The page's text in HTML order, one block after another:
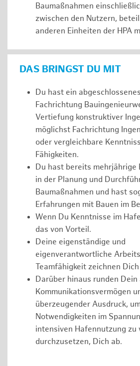
Baumaßnahmen
zwischen den Nutzern,
anderen Einheiten der HPA
DAS BRINGST DU MIT
Du hast ein
Fachrichtung
Vertiefung konstruktiver
möglichst Fachrichtung
oder vergleichbare
Fähigkeiten.
Du hast bereits mehrjährige
in der Planung und
Baumaßnahmen und hast
Erfahrungen mit Bauen im
Wenn Du Kenntnisse im
das von Vorteil.
Deine eigenständige und
eigenverantwortliche
Teamfähigkeit zeichnen Dich
Darüber hinaus runden
Kommunikationsvermögen
überzeugender Ausdruck,
Notwendigkeiten im
intensiven Hafennutzung zu
durchzusetzen, Dich ab.